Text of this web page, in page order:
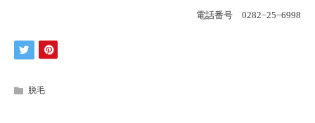
電話番号 0282−25−6998
脱毛